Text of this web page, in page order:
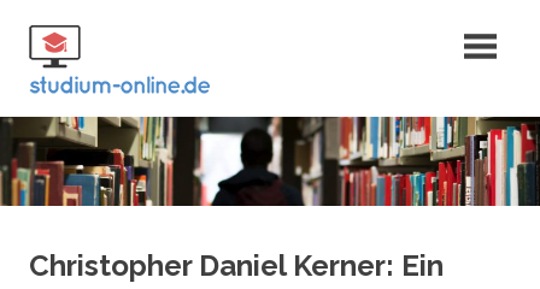
Inhalt
springen
Fernstudium
und Bachelor
Christopher Daniel Kerner: Ein